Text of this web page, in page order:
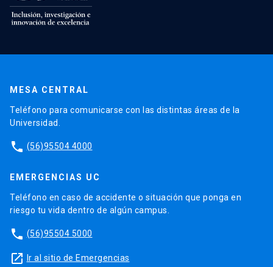
MESA CENTRAL
Teléfono para comunicarse con las distintas áreas de la
Universidad.
phone (56)95504 4000
EMERGENCIAS UC
Teléfono en caso de accidente o situación que ponga en
riesgo tu vida dentro de algún campus.
phone (56)95504 5000
launch Ir al sitio de Emergencias